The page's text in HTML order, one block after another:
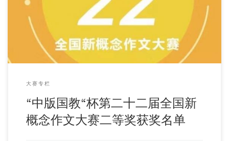
大赛专栏
“中版国教“杯第二十二届全国新
概念作文大赛二等奖获奖名单